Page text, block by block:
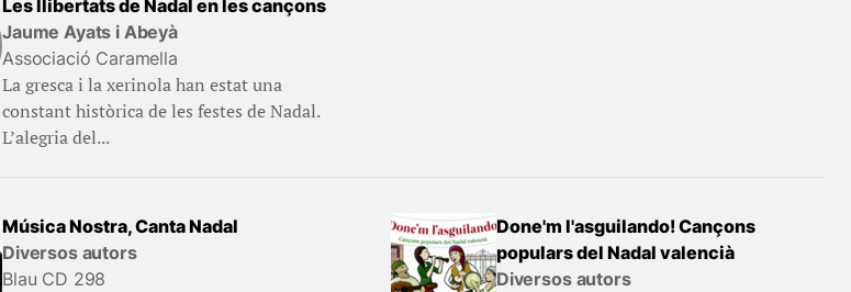
Les llibertats de Nadal en les cançons
Jaume Ayats i Abeyà
Associació Caramella
La gresca i la xerinola han estat una
constant històrica de les festes de Nadal.
L’alegria del...
Música Nostra, Canta Nadal
Diversos autors
Blau CD 298
Done'm l'asguilando! Cançons
populars del Nadal valencià
Diversos autors